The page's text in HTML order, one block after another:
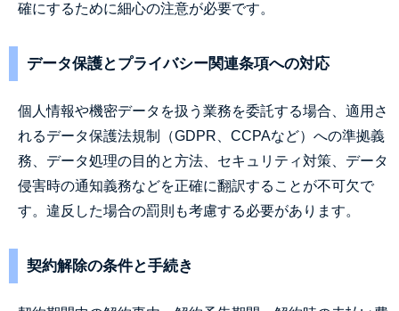
確にするために細心の注意が必要です。
データ保護とプライバシー関連条項への対応
個人情報や機密データを扱う業務を委託する場合、適用さ
れるデータ保護法規制（GDPR、CCPAなど）への準拠義
務、データ処理の目的と方法、セキュリティ対策、データ
侵害時の通知義務などを正確に翻訳することが不可欠で
す。違反した場合の罰則も考慮する必要があります。
契約解除の条件と手続き